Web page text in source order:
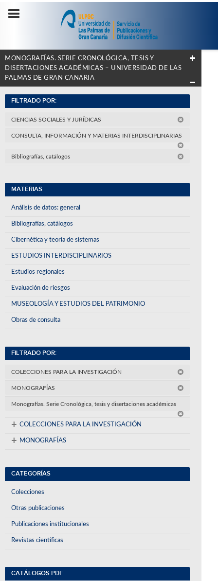
MONOGRAFÍAS. SERIE CRONOLÓGICA, TESIS Y
DISERTACIONES ACADÉMICAS – UNIVERSIDAD DE LAS
PALMAS DE GRAN CANARIA
FILTRADO POR:
CIENCIAS SOCIALES Y JURÍDICAS
CONSULTA, INFORMACIÓN Y MATERIAS INTERDISCIPLINARIAS
Bibliografías, catálogos
MATERIAS
Análisis de datos: general
Bibliografías, catálogos
Cibernética y teoría de sistemas
ESTUDIOS INTERDISCIPLINARIOS
Estudios regionales
Evaluación de riesgos
MUSEOLOGÍA Y ESTUDIOS DEL PATRIMONIO
Obras de consulta
FILTRADO POR:
COLECCIONES PARA LA INVESTIGACIÓN
MONOGRAFÍAS
Monografías. Serie Cronológica, tesis y disertaciones académicas
+ COLECCIONES PARA LA INVESTIGACIÓN
+ MONOGRAFÍAS
CATEGORÍAS
Colecciones
Otras publicaciones
Publicaciones institucionales
Revistas científicas
CATÁLOGOS PDF